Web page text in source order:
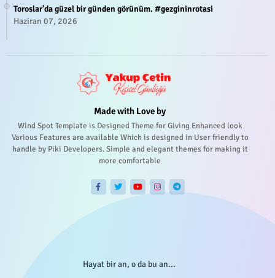
Toroslar'da güzel bir günden görünüm. #gezgininrotasi
Haziran 07, 2026
Made with Love by
Wind Spot Template is Designed Theme for Giving Enhanced look
Various Features are available Which is designed in User friendly to
handle by Piki Developers. Simple and elegant themes for making it
more comfortable
Hayat bir an, o da bu an...